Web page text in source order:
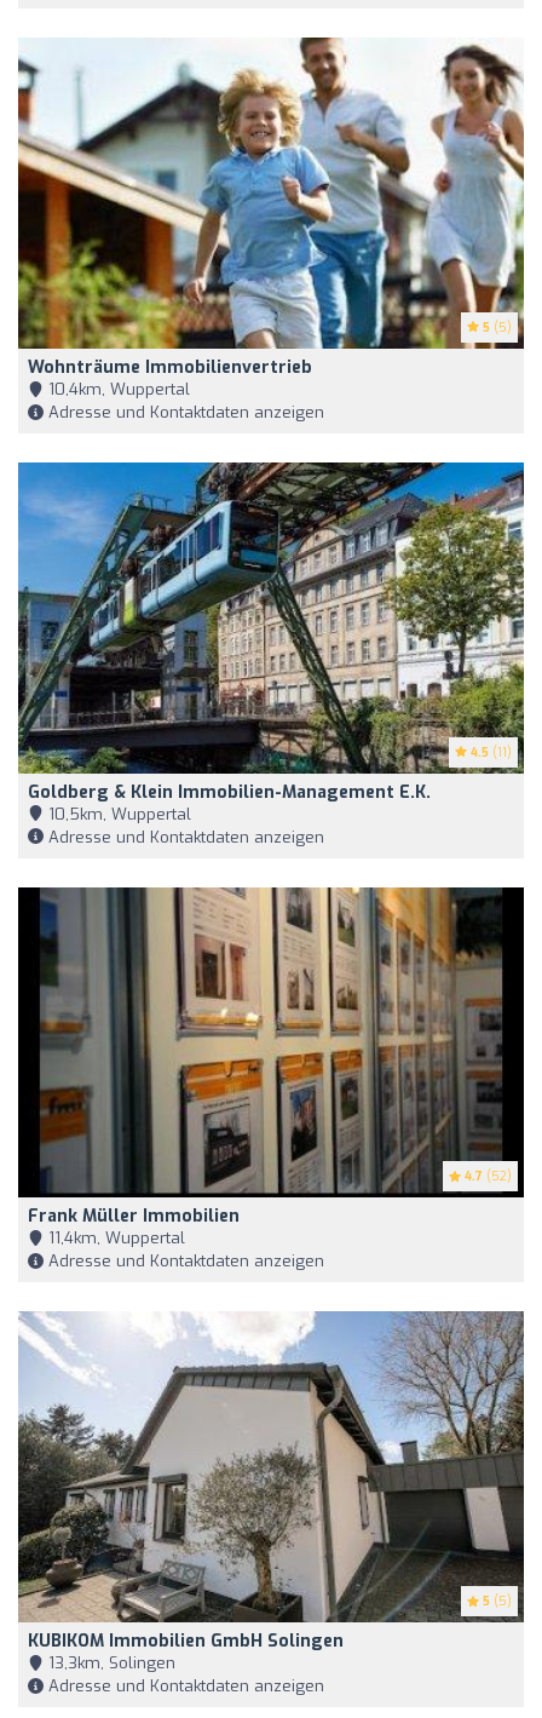
5 (5)
Wohnträume Immobilienvertrieb
10,4km, Wuppertal
Adresse und Kontaktdaten anzeigen
4.5 (11)
Goldberg & Klein Immobilien-Management E.K.
10,5km, Wuppertal
Adresse und Kontaktdaten anzeigen
4.7 (52)
Frank Müller Immobilien
11,4km, Wuppertal
Adresse und Kontaktdaten anzeigen
5 (5)
KUBIKOM Immobilien GmbH Solingen
13,3km, Solingen
Adresse und Kontaktdaten anzeigen